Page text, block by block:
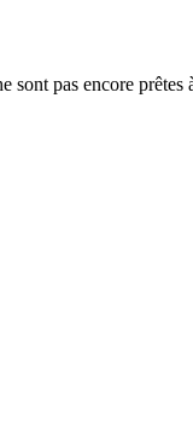
pas encore prêtes